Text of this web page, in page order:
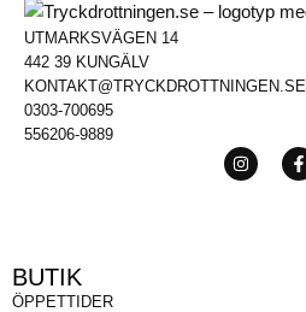
UTMARKSVÄGEN 14
442 39 KUNGÄLV
KONTAKT@TRYCKDROTTNINGEN.SE
0303-700695
556206-9889
BUTIK
ÖPPETTIDER